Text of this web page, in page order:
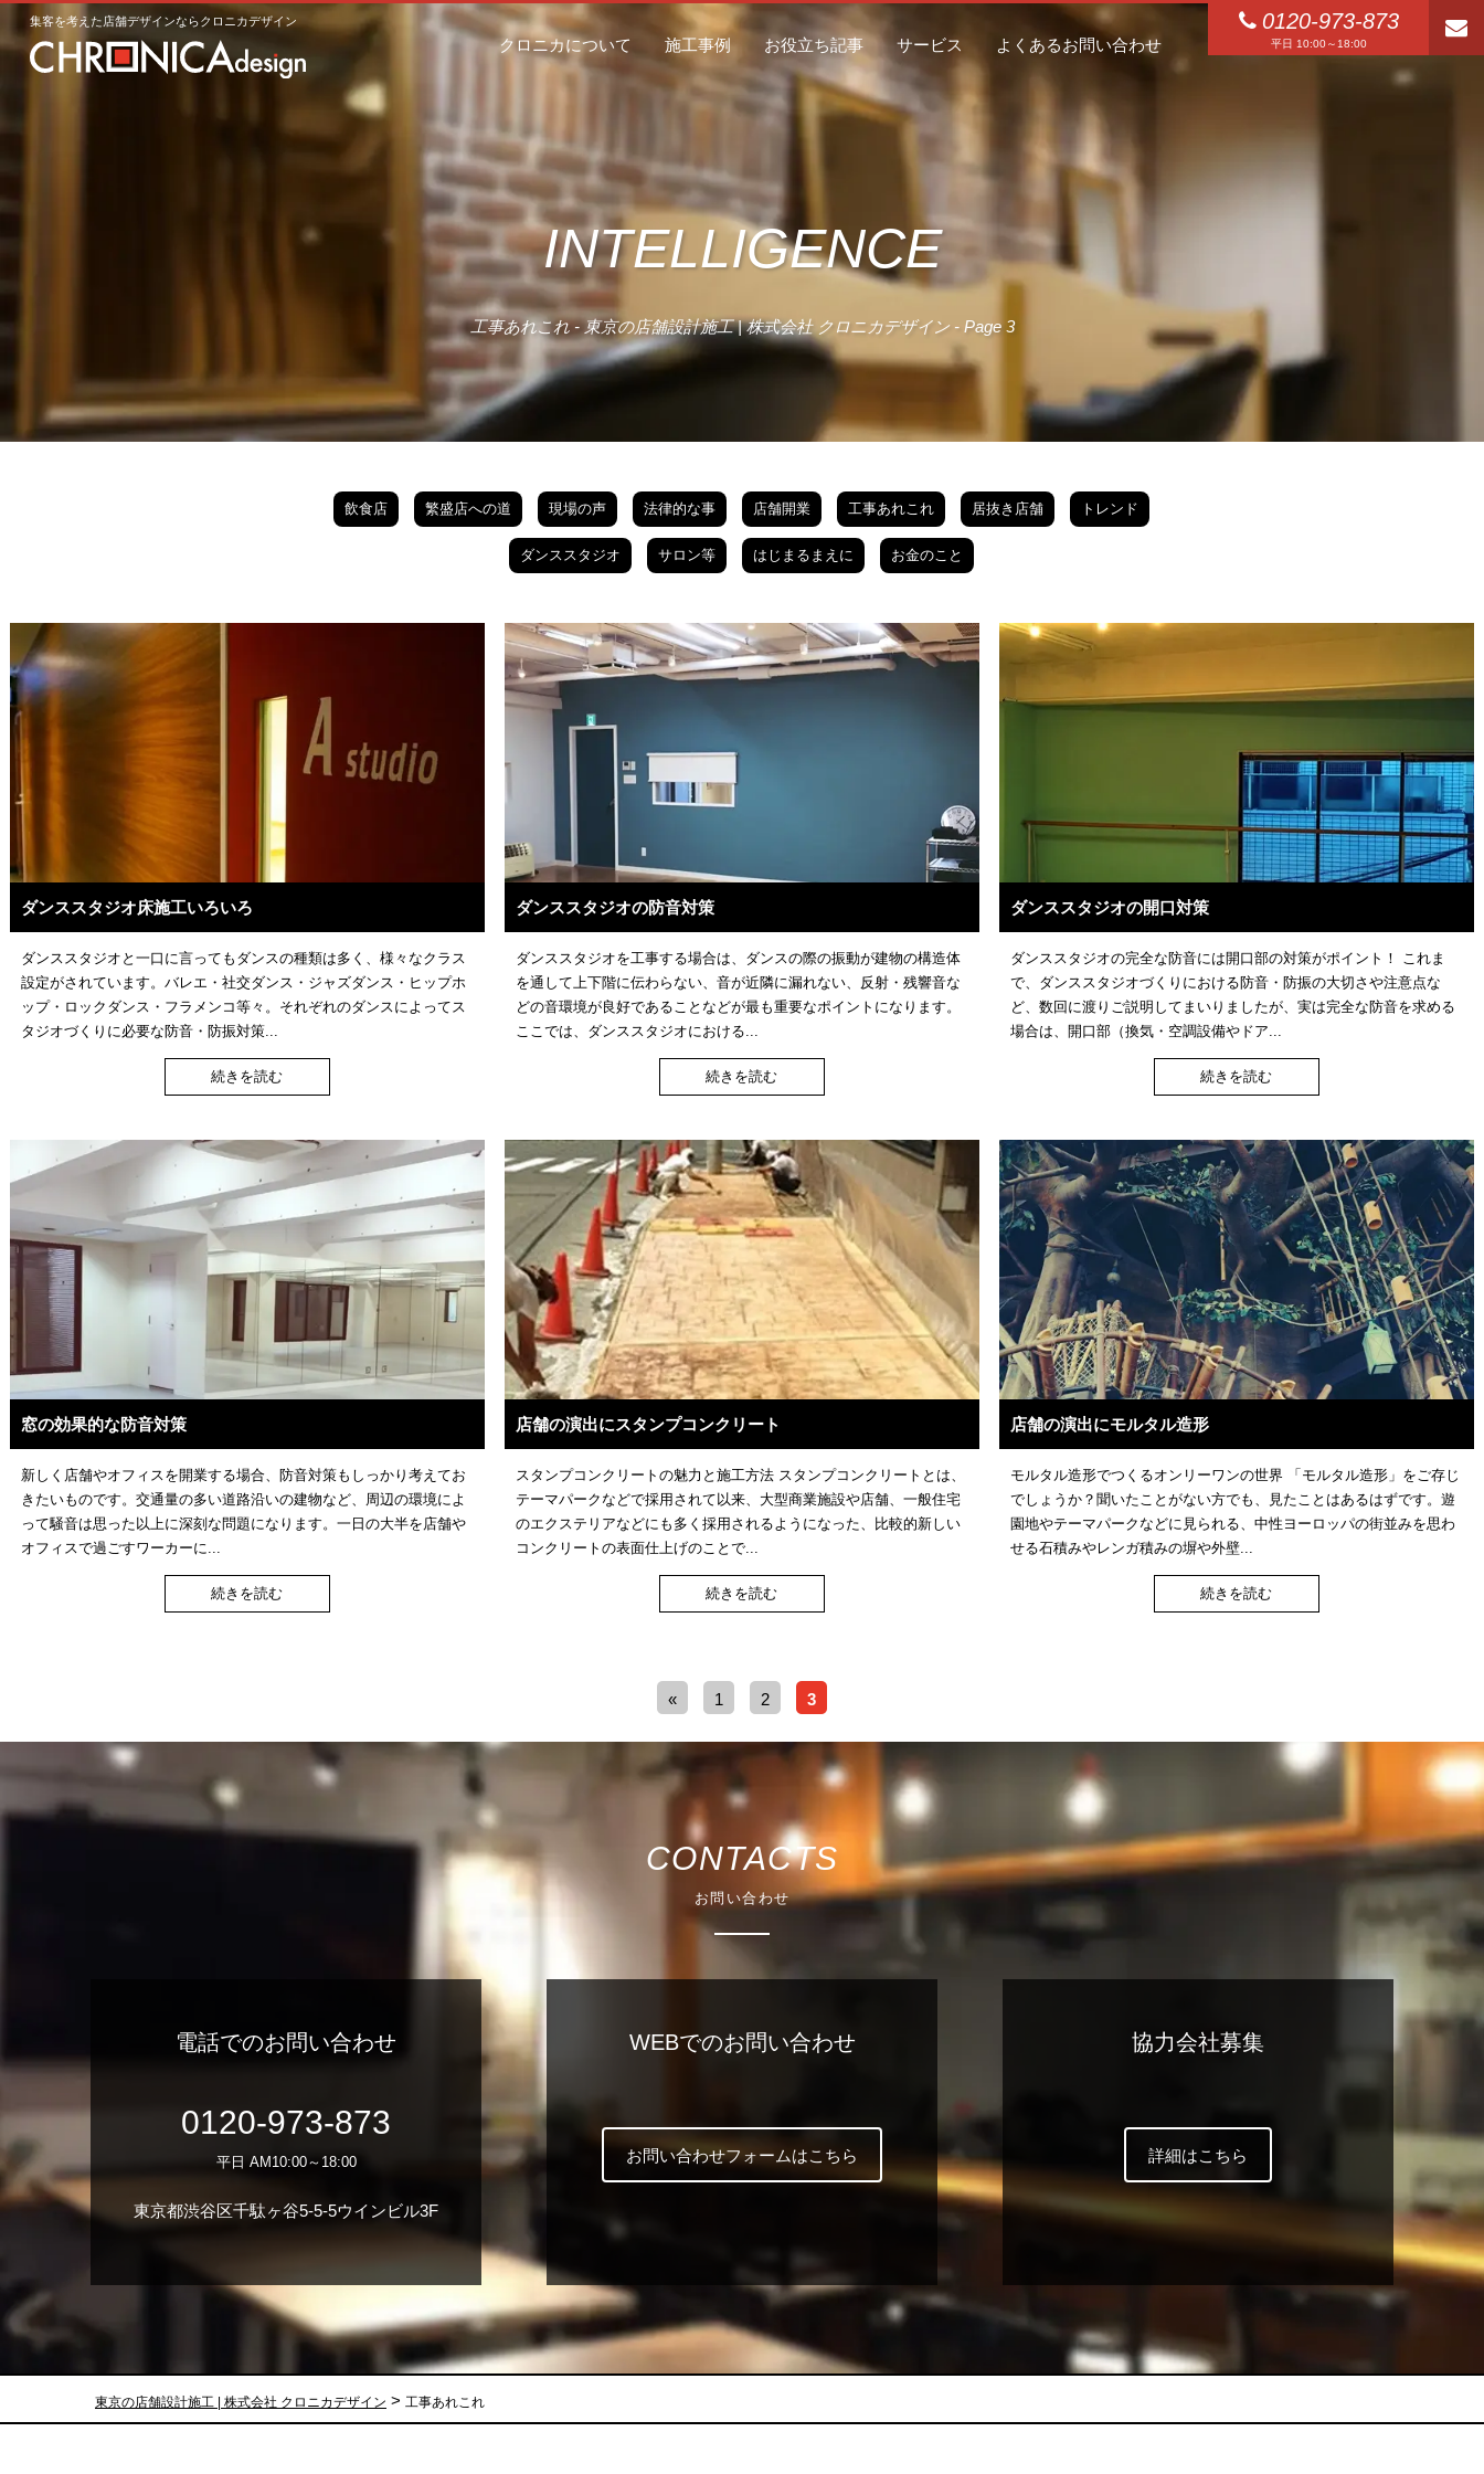
集客を考えた店舗デザインならクロニカデザイン
クロニカについて 施工事例 お役立ち記事 サービス よくあるお問い合わせ
0120-973-873
平日 10:00～18:00
INTELLIGENCE
工事あれこれ - 東京の店舗設計施工 | 株式会社 クロニカデザイン - Page 3
飲食店 繁盛店への道 現場の声 法律的な事 店舗開業 工事あれこれ 居抜き店舗 トレンド
ダンススタジオ サロン等 はじまるまえに お金のこと
ダンススタジオ床施工いろいろ
ダンススタジオと一口に言ってもダンスの種類は多く、様々なクラス
設定がされています。バレエ・社交ダンス・ジャズダンス・ヒップホ
ップ・ロックダンス・フラメンコ等々。それぞれのダンスによってス
タジオづくりに必要な防音・防振対策...
続きを読む
ダンススタジオの防音対策
ダンススタジオを工事する場合は、ダンスの際の振動が建物の構造体
を通して上下階に伝わらない、音が近隣に漏れない、反射・残響音な
どの音環境が良好であることなどが最も重要なポイントになります。
ここでは、ダンススタジオにおける...
続きを読む
ダンススタジオの開口対策
ダンススタジオの完全な防音には開口部の対策がポイント！ これま
で、ダンススタジオづくりにおける防音・防振の大切さや注意点な
ど、数回に渡りご説明してまいりましたが、実は完全な防音を求める
場合は、開口部（換気・空調設備やドア...
続きを読む
窓の効果的な防音対策
新しく店舗やオフィスを開業する場合、防音対策もしっかり考えてお
きたいものです。交通量の多い道路沿いの建物など、周辺の環境によ
って騒音は思った以上に深刻な問題になります。一日の大半を店舗や
オフィスで過ごすワーカーに...
続きを読む
店舗の演出にスタンプコンクリート
スタンプコンクリートの魅力と施工方法 スタンプコンクリートとは、
テーマパークなどで採用されて以来、大型商業施設や店舗、一般住宅
のエクステリアなどにも多く採用されるようになった、比較的新しい
コンクリートの表面仕上げのことで...
続きを読む
店舗の演出にモルタル造形
モルタル造形でつくるオンリーワンの世界 「モルタル造形」をご存じ
でしょうか？聞いたことがない方でも、見たことはあるはずです。遊
園地やテーマパークなどに見られる、中性ヨーロッパの街並みを思わ
せる石積みやレンガ積みの塀や外壁...
続きを読む
« 1 2 3
CONTACTS
お問い合わせ
電話でのお問い合わせ
0120-973-873
平日 AM10:00～18:00
東京都渋谷区千駄ヶ谷5-5-5ウインビル3F
WEBでのお問い合わせ
お問い合わせフォームはこちら
協力会社募集
詳細はこちら
東京の店舗設計施工 | 株式会社 クロニカデザイン > 工事あれこれ